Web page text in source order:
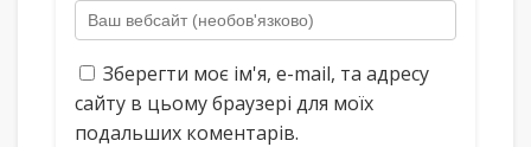
Зберегти моє ім'я, e-mail, та адресу
сайту в цьому браузері для моїх
подальших коментарів.